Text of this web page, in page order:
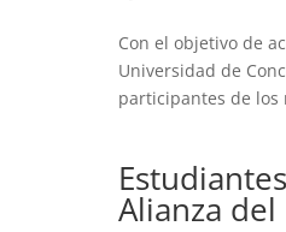
Con el objetivo de
Universidad de
participantes de los
Alianza